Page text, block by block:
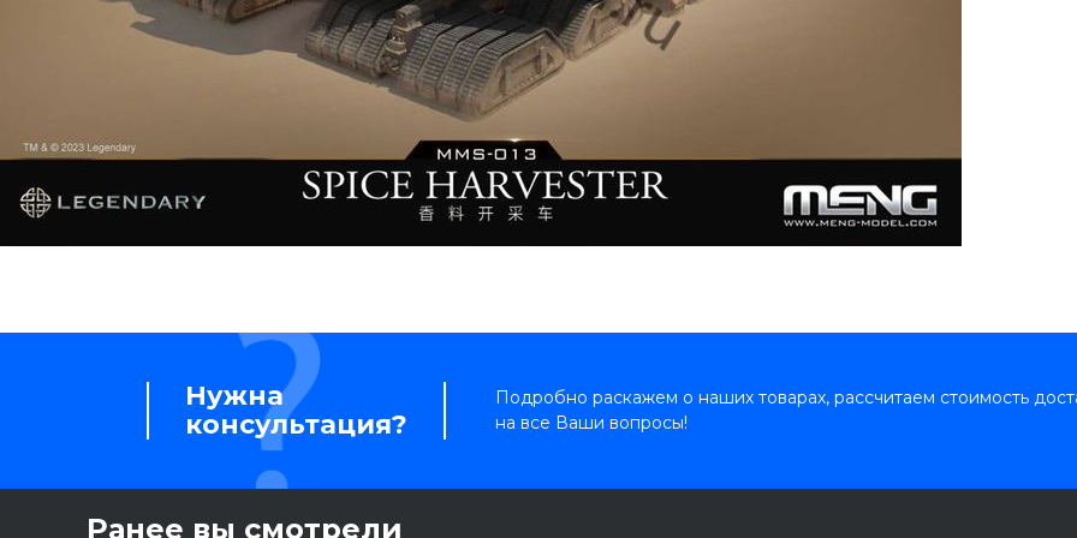
Нужна
консультация?
Подробно раскажем о наших товарах, рассчитаем стоимость
на все Ваши вопросы!
Ранее вы смотрели